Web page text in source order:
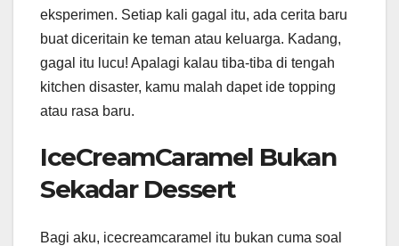
eksperimen. Setiap kali gagal itu, ada cerita baru
buat diceritain ke teman atau keluarga. Kadang,
gagal itu lucu! Apalagi kalau tiba-tiba di tengah
kitchen disaster, kamu malah dapet ide topping
atau rasa baru.
IceCreamCaramel Bukan
Sekadar Dessert
Bagi aku, icecreamcaramel itu bukan cuma soal